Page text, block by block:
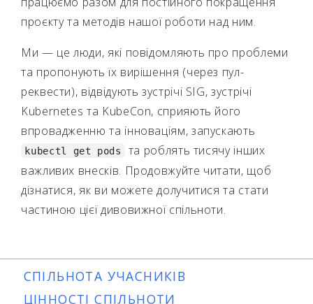
проєкту та методів нашої роботи над ним.
Ми — це люди, які повідомляють про проблеми
та пропонують їх вирішення (через пул-
реквести), відвідують зустрічі SIG, зустрічі
Kubernetes та KubeCon, сприяють його
впровадженню та інноваціям, запускають
kubectl get pods
та роблять тисячу інших
важливих внесків. Продовжуйте читати, щоб
дізнатися, як ви можете долучитися та стати
частиною цієї дивовижної спільноти.
СПІЛЬНОТА УЧАСНИКІВ
ЦІННОСТІ СПІЛЬНОТИ